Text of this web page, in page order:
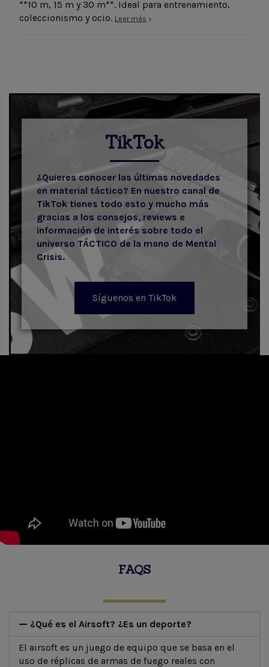
**10 m, 15 m y 30 m**. Ideal para entrenamiento,
coleccionismo y ocio. Leer más
TikTok
¿Quieres conocer las últimas novedades
en material táctico? En nuestro canal de
TikTok tienes todo esto y mucho más
gracias a los consejos, reviews e
información de interés sobre todo el
universo TÁCTICO de la mano de Mental
Crisis.
Síguenos en TikTok
FAQS
¿Qué es el Airsoft? ¿Es un deporte?
El airsoft es un juego de equipo que se basa en el
uso de réplicas de armas de fuego reales con